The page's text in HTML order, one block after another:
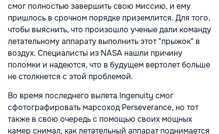
смог полностью завершить свою миссию, и ему
пришлось в срочном порядке приземлится. Для того,
чтобы выяснить, что произошло ученые дали команду
летательному аппарату выполнить этот "прыжок" в
воздух. Специалисты из NASA нашли причину
поломки и надеются, что в будущем вертолет больше
не столкнется с этой проблемой.
Во время последнего вылета Ingenuity смог
сфотографировать марсоход Perseverance, но тот
также в свою очередь с помощью своих мощных
камер снимал, как летательный аппарат поднимается